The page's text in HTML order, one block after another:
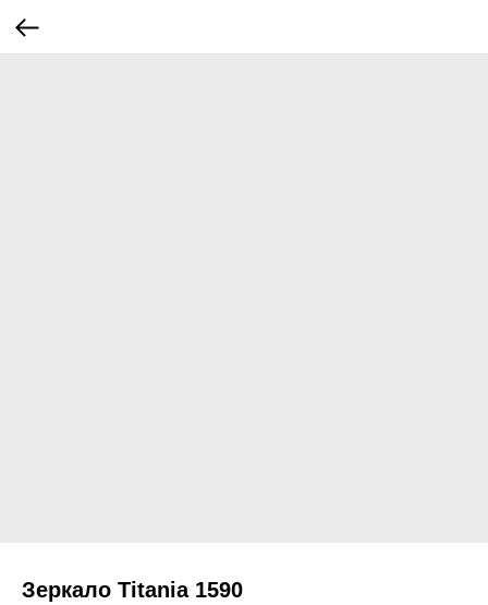
Зеркало Titania 1590